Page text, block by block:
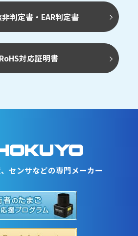
判定書・EAR判定書
RoHS対応証明書
センサなどの専門メーカー